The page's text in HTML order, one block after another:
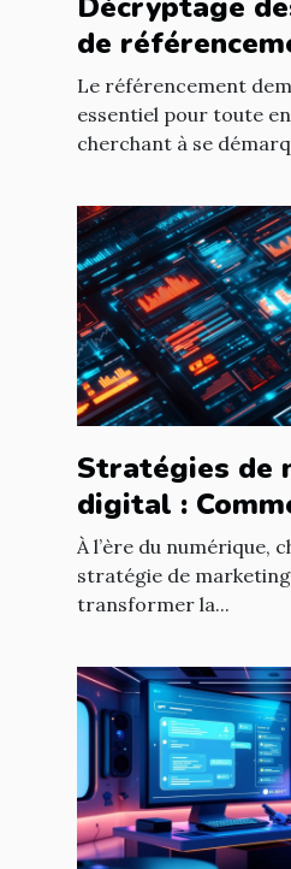
Décryptage
de
vs National
Le référencement
essentiel pour toute
cherchant à se
Stratégies de
digital :
pour votre
À l’ère du numérique,
stratégie de
transformer la...